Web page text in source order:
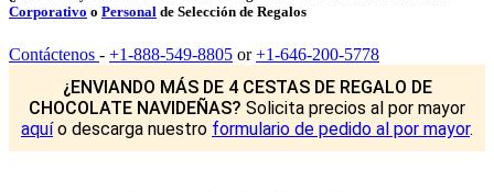
Corporativo o Personal de Selección de Regalos
Contáctenos - +1-888-549-8805 or+1-646-200-5778
¿ENVIANDO MÁS DE 4 CESTAS DE REGALO DE
CHOCOLATE NAVIDEÑAS? Solicita precios al por mayor
aquío descarga nuestro formulario de pedido al por mayor.